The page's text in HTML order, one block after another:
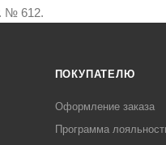
№ 612.
ПОКУПАТЕЛЮ
Оформление заказа
Программа